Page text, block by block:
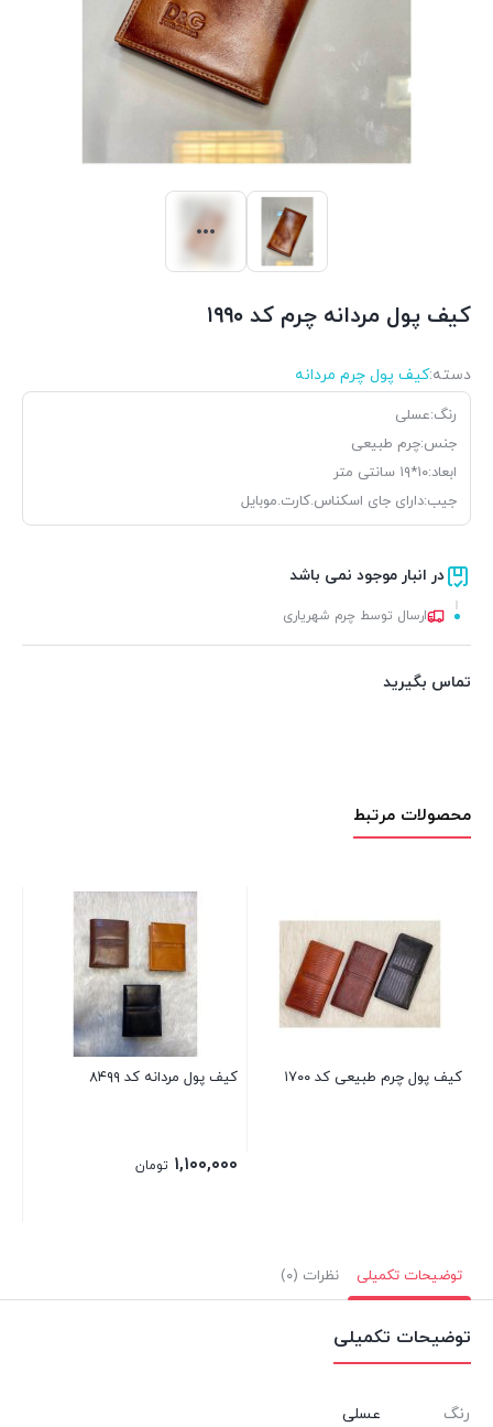
کیف پول مردانه چرم کد ۱۹۹۰
دسته:کیف پول چرم مردانه
رنگ:عسلی
جنس:چرم طبیعی
ابعاد:۱۰*۱۹ سانتی متر
جیب:دارای جای اسکناس.کارت.موبایل
در انبار موجود نمی باشد
ارسال توسط چرم شهریاری
تماس بگیرید
محصولات مرتبط
کیف پول چرم طبیعی کد ۱۷۰۰ کیف پول مردانه کد ۸۴۹۹
۱,۱۰۰,۰۰۰ تومان
توضیحات تکمیلی نظرات (۰)
توضیحات تکمیلی
رنگ عسلی